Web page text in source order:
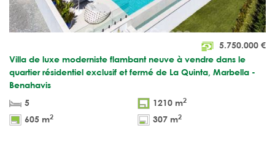
5.750.000 €
Villa de luxe moderniste flambant neuve à vendre dans le
quartier résidentiel exclusif et fermé de La Quinta, Marbella -
Benahavis
5
1210 m2
605 m2 307 m2